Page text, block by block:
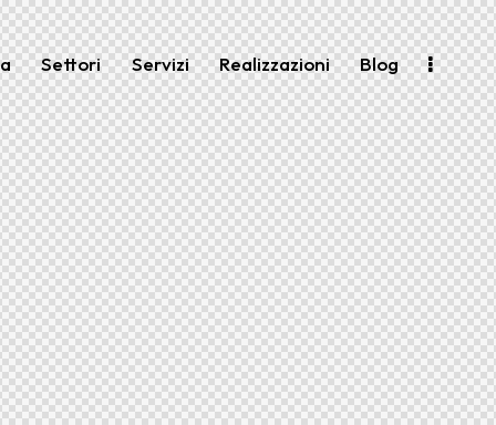
Settori Servizi Realizzazioni Blog